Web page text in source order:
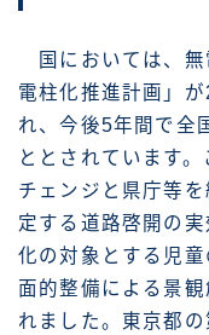
国においては、無
電柱化推進計画」
れ、今後5年間で全
ととされています
チェンジと県庁等
定する道路啓開の
化の対象とする児
面的整備による景
れました。東京都